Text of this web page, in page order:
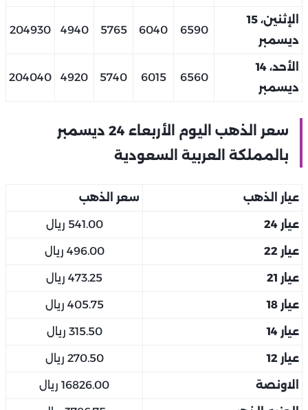
الإثنين، 15
ديسمبر
6590
6040
5765
4940
204930
الأحد، 14
ديسمبر
6560
6015
5740
4920
204040
سعر الذهب اليوم الأربعاء 24 ديسمبر
بالمملكة العربية السعودية
عيار الذهب سعر الذهب
عيار 24 541.00 ريال
عيار 22 496.00 ريال
عيار 21 473.25 ريال
عيار 18 405.75 ريال
عيار 14 315.50 ريال
عيار 12 270.50 ريال
الاونصة 16826.00 ريال